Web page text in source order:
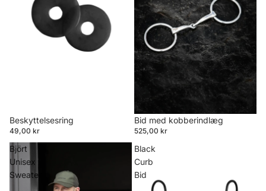
Beskyttelsesring
49,00 kr
Bid med kobberindlæg
525,00 kr
Björt
Unisex
Sweater
Black
Curb
Bid